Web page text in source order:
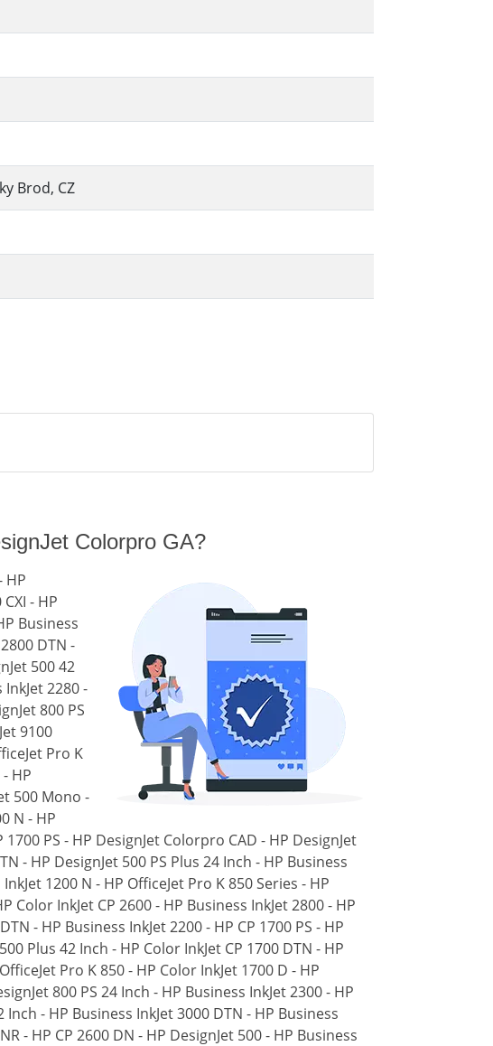
Brod, CZ
Colorpro GA?
HP
- HP
Business
DTN -
500 42
InkJet 2280 -
800 PS
9100
Pro K
HP
500 Mono -
N - HP
PS - HP DesignJet Colorpro CAD - HP DesignJet
- HP DesignJet 500 PS Plus 24 Inch - HP Business
1200 N - HP OfficeJet Pro K 850 Series - HP
Color InkJet CP 2600 - HP Business InkJet 2800 - HP
- HP Business InkJet 2200 - HP CP 1700 PS - HP
Plus 42 Inch - HP Color InkJet CP 1700 DTN - HP
Pro K 850 - HP Color InkJet 1700 D - HP
800 PS 24 Inch - HP Business InkJet 2300 - HP
Inch - HP Business InkJet 3000 DTN - HP Business
- HP CP 2600 DN - HP DesignJet 500 - HP Business